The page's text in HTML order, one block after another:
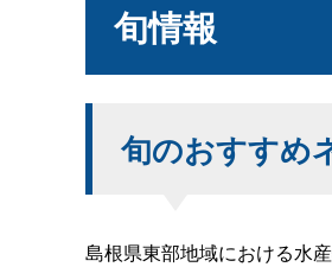
旬情報
旬のおすすめ
島根県東部地域における水